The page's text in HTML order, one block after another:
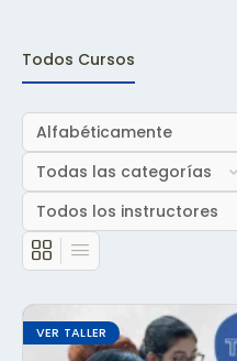
Todos Cursos
VER TALLER